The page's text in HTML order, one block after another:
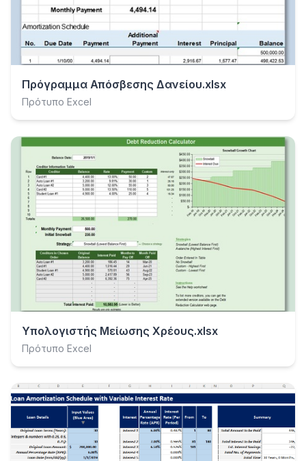
Πρόγραμμα Απόσβεσης Δανείου.xlsx
Πρότυπο Excel
Υπολογιστής Μείωσης Χρέους.xlsx
Πρότυπο Excel